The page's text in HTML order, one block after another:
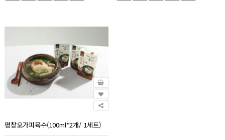
평창오가피육수(100ml*2개/ 1세트)